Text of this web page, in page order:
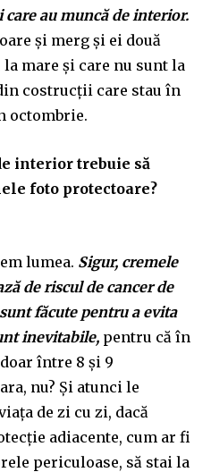
au muncă de interior.
și merg și ei două
mare și care nu sunt la
costrucții care stau în
octombrie.
interior trebuie să
foto protectoare?
lumea. Sigur, cremele
de riscul de cancer de
făcute pentru a evita
inevitabile, pentru că în
între 8 și 9
nu? Și atunci le
de zi cu zi, dacă
adiacente, cum ar fi
periculoase, să stai la